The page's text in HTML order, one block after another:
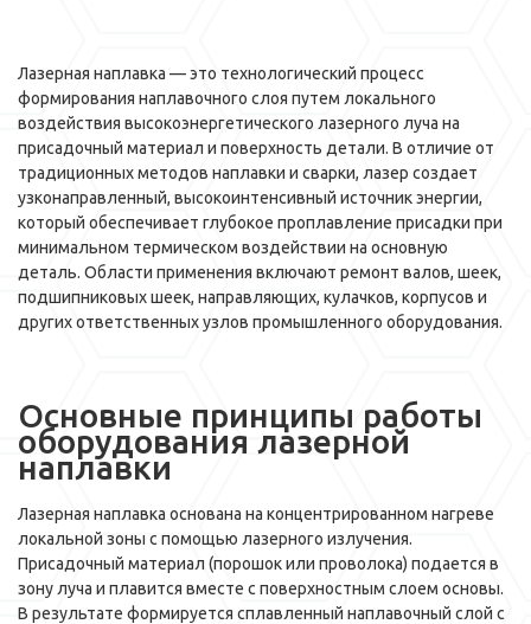
Лазерная наплавка — это технологический процесс
формирования наплавочного слоя путем локального
воздействия высокоэнергетического лазерного луча на
присадочный материал и поверхность детали. В отличие от
традиционных методов наплавки и сварки, лазер создает
узконаправленный, высокоинтенсивный источник энергии,
который обеспечивает глубокое проплавление присадки при
минимальном термическом воздействии на основную
деталь. Области применения включают ремонт валов, шеек,
подшипниковых шеек, направляющих, кулачков, корпусов и
других ответственных узлов промышленного оборудования.
Основные принципы работы
оборудования лазерной
наплавки
Лазерная наплавка основана на концентрированном нагреве
локальной зоны с помощью лазерного излучения.
Присадочный материал (порошок или проволока) подается в
зону луча и плавится вместе с поверхностным слоем основы.
В результате формируется сплавленный наплавочный слой с